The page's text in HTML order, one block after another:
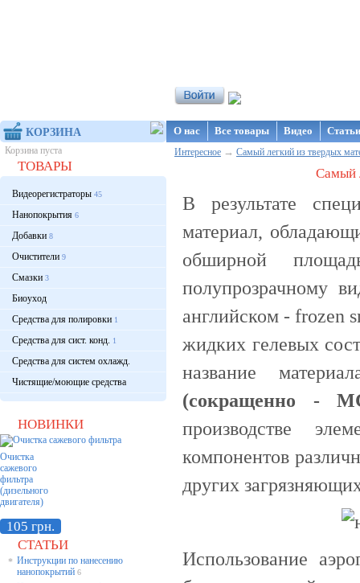
КОРЗИНА
Корзина пуста
ТОВАРЫ
Видеорегистраторы 45
Нанопокрытия 6
Добавки 8
Очистители 9
Смазки 3
Биоуход
Средства для полировки 1
Средства для сист. конд. 1
Средства для систем охлажд.
Чистящие/моющие средства
НОВИНКИ
Очистка
сажевого
фильтра
(дизельного
двигателя)
105 грн.
СТАТЬИ
* Инструкции по нанесению
нанопокрытий 6
О нас Все товары Видео
Интересное → Самый легкий из твердых
Самый
В результате
материал,
обширной
полупрозрачному
английском - frozen
жидких гелевых
название
(сокращенно -
производстве
компонентов
других
Использование